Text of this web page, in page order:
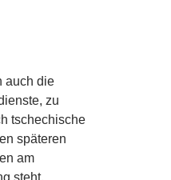
auch die
zu
tschechische
späteren
am
steht.